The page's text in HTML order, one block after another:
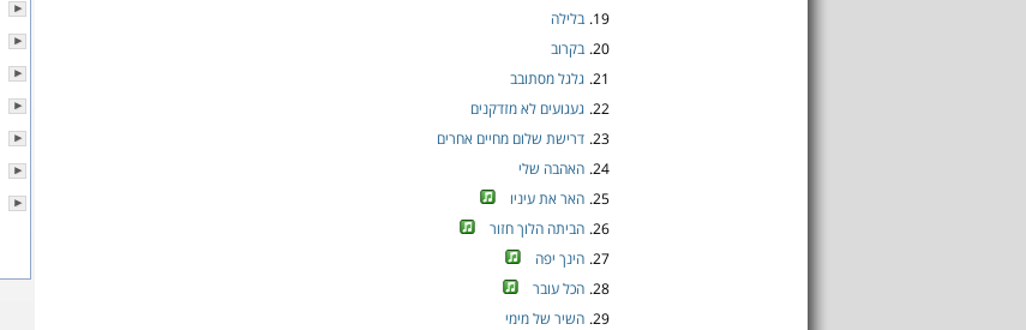
19. בלילה
20. בקרוב
21. גלגל מסתובב
22. געגועים לא מזדקנים
23. דרישת שלום מחיים אחרים
24. האהבה שלי
25. האר את עיניו
26. הביתה הלוך חזור
27. הינך יפה
28. הכל עובר
29. השיר של מימי